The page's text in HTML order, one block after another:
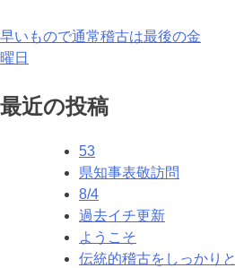
投
ナ
早いもので通常稽古は最後の金
曜日
最近の投稿
53
県知事表敬訪問
8/4
過去イチ更新
ようこそ
伝統的稽古をしっかりと